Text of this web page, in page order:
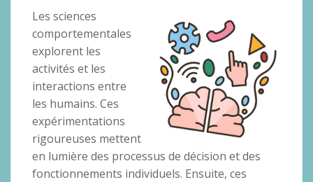
Les sciences
comportementales
explorent les
activités et les
interactions entre
les humains. Ces
expérimentations
rigoureuses mettent
en lumière des processus de décision et des
fonctionnements individuels. Ensuite, ces